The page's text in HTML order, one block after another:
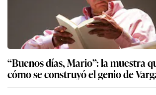
“Buenos días, Mario”: la muestra
cómo se construyó el genio de